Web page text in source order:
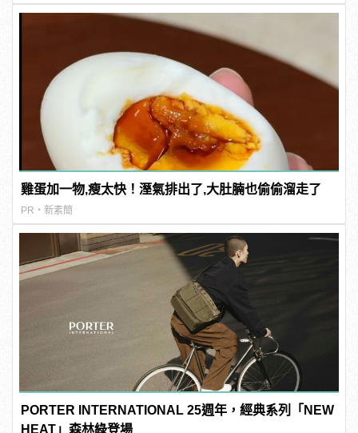
雞蛋加一物,瘦太快！溼氣排出了,大肚腩也偷偷溜走了
PR・新素簡
PORTER INTERNATIONAL 25週年，經典系列「NEW
HEAT」森林綠登場